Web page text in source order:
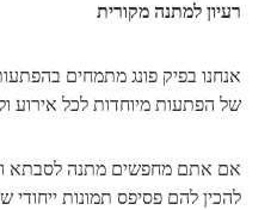
רעיון למתנה מקורית
אנחנו בפיק פונג מתמחים
של הפתעות מיוחדות לכל אירוע
אם אתם מחפשים מתנה לסבתא
להכין להם פסיפס תמונות